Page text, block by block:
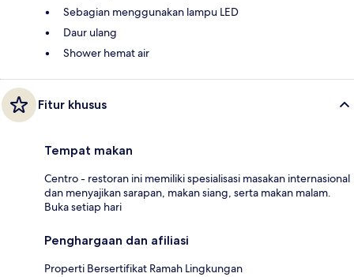
Sebagian menggunakan lampu LED
Daur ulang
Shower hemat air
Fitur khusus
Tempat makan
Centro - restoran ini memiliki spesialisasi masakan internasional
dan menyajikan sarapan, makan siang, serta makan malam.
Buka setiap hari
Penghargaan dan afiliasi
Properti Bersertifikat Ramah Lingkungan